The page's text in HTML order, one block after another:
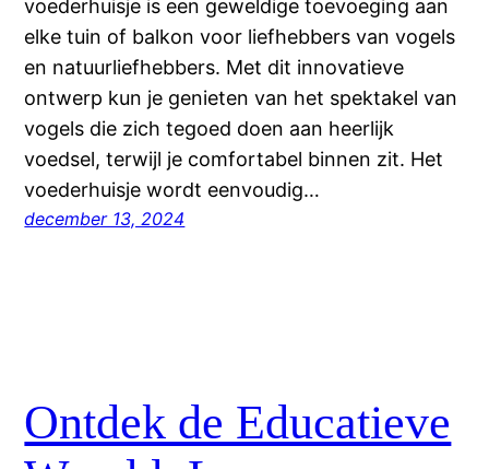
voederhuisje is een geweldige toevoeging aan
elke tuin of balkon voor liefhebbers van vogels
en natuurliefhebbers. Met dit innovatieve
ontwerp kun je genieten van het spektakel van
vogels die zich tegoed doen aan heerlijk
voedsel, terwijl je comfortabel binnen zit. Het
voederhuisje wordt eenvoudig…
december 13, 2024
Ontdek de Educatieve